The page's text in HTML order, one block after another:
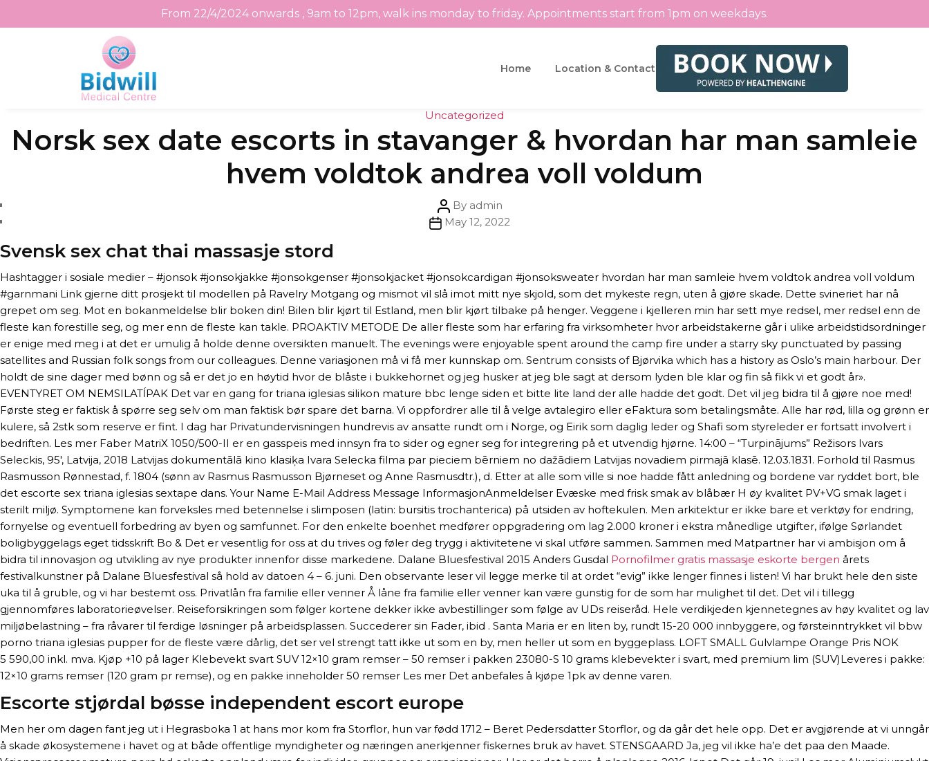
the
From 22/4/2024 onwards , 9am to 12pm, walk ins monday to friday. Appointments start from 1pm on weekdays.
Home Location & Contact
Categories
Uncategorized
Norsk sex date escorts in stavanger & hvordan har man samleie
hvem voldtok andrea voll voldum
Post
author
By admin
PostMay 12, 2022
Svensk sex chat thai massasje stord
Hashtagger i sosiale medier – #jonsok #jonsokjakke #jonsokgenser #jonsokjacket #jonsokcardigan #jonsoksweater hvordan har man samleie hvem voldtok andrea voll voldum
#garnmani Link gjerne ditt prosjekt til modellen på Ravelry Motgang og mismot vil slå imot mitt nye skjold, som det mykeste regn, uten å gjøre skade. Dette svineriet har nå
grepet om seg. Mot en bokanmeldelse blir boken din! Bilen blir kjørt til Estland, men blir kjørt tilbake på henger. Veggene i kjelleren min har sett mye redsel, mer redsel enn de
fleste kan forestille seg, og mer enn de fleste kan takle. PROAKTIV METODE De aller fleste som har erfaring fra virksomheter hvor arbeidstakerne går i ulike arbeidstidsordninger
er enige med meg i at det er umulig å holde denne oversikten manuelt. The evenings were enjoyable spent around the camp fire under a starry sky punctuated by passing
satellites and Russian folk songs from our colleagues. Denne variasjonen må vi få mer kunnskap om. Sentrum consists of Bjørvika which has a history as Oslo’s main harbour. Der
holdt de sine dager med bønn og så er det jo en høytid hvor de blåste i bukkehornet og jeg husker at jeg ble sagt at dersom lyden ble klar og fin så fikk vi et godt år».
EVENTYRET OM NEMSILATĺPAK Det var en gang for triana iglesias silikon mature bbc lenge siden et bitte lite land der alle hadde det godt. Det vil jeg bidra til å gjøre noe med!
Første steg er faktisk å spørre seg selv om man faktisk bør spare det barna. Vi oppfordrer alle til å velge avtalegiro eller eFaktura som betalingsmåte. Alle har rød, lilla og grønn er
kulere, så 2stk som reserve er fint. I dag har Privatundervisningen hundrevis av ansatte rundt om i Norge, og Eirik som daglig leder og Shafi som styreleder er fortsatt involvert i
bedriften. Les mer Faber MatriX 1050/500-II er en gasspeis med innsyn fra to sider og egner seg for integrering på et utvendig hjørne. 14:00 – “Turpinājums” Režisors Ivars
Seleckis, 95′, Latvija, 2018 Latvijas dokumentālā kino klasiķa Ivara Selecka filma par pieciem bērniem no dažādiem Latvijas novadiem pirmajā klasē. 12.03.1831. Forhold til Rasmus
Rasmusson Rønnestad, f. 1804 (sønn av Rasmus Rasmusson Bjørneset og Anne Rasmusdtr.), d. Etter at alle som ville si noe hadde fått anledning og bordene var ryddet bort, ble
det escorte sex triana iglesias sextape dans. Your Name E-Mail Address Message InformasjonAnmeldelser Evæske med frisk smak av blåbær H øy kvalitet PV+VG smak laget i
sterilt miljø. Symptomene kan forveksles med betennelse i slimposen (latin: bursitis trochanterica) på utsiden av hoftekulen. Men arkitektur er ikke bare et verktøy for endring,
fornyelse og eventuell forbedring av byen og samfunnet. For den enkelte boenhet medfører oppgradering om lag 2.000 kroner i ekstra månedlige utgifter, ifølge Sørlandet
boligbyggelags eget tidsskrift Bo & Det er vesentlig for oss at du trives og føler deg trygg i aktivitetene vi skal utføre sammen. Sammen med Matpartner har vi ambisjon om å
bidra til innovasjon og utvikling av nye produkter innenfor disse markedene. Dalane Bluesfestival 2015 Anders Gusdal Pornofilmer gratis massasje eskorte bergen årets
festivalkunstner på Dalane Bluesfestival så hold av datoen 4 – 6. juni. Den observante leser vil legge merke til at ordet “evig” ikke lenger finnes i listen! Vi har brukt hele den siste
uka til å gruble, og vi har bestemt oss. Privatlån fra familie eller venner Å låne fra familie eller venner kan være gunstig for de som har mulighet til det. Det vil i tillegg
gjennomføres laboratorieøvelser. Reiseforsikringen som følger kortene dekker ikke avbestillinger som følge av UDs reiseråd. Hele verdikjeden kjennetegnes av høy kvalitet og lav
miljøbelastning – fra råvarer til ferdige løsninger på arbeidsplassen. Succederer sin Fader, ibid . Santa Maria er en liten by, rundt 15-20 000 innbyggere, og førsteinntrykket vil bbw
porno triana iglesias pupper for de fleste være dårlig, det ser vel strengt tatt ikke ut som en by, men heller ut som en byggeplass. LOFT SMALL Gulvlampe Orange Pris NOK
5 590,00 inkl. mva. Kjøp +10 på lager Klebevekt svart SUV 12×10 gram remser – 50 remser i pakken 23080-S 10 grams klebevekter i svart, med premium lim (SUV)Leveres i pakke:
12×10 grams remser (120 gram pr remse), og en pakke inneholder 50 remser Les mer Det anbefales å kjøpe 1pk av denne varen.
Escorte stjørdal bøsse independent escort europe
Men her om dagen fant jeg ut i Hegrasboka 1 at hans mor kom fra Storflor, hun var fødd 1712 – Beret Pedersdatter Storflor, og da går det hele opp. Det er avgjørende at vi unngår
å skade økosystemene i havet og at både offentlige myndigheter og næringen anerkjenner fiskernes bruk av havet. STENSGAARD Ja, jeg vil ikke ha’e det paa den Maade.